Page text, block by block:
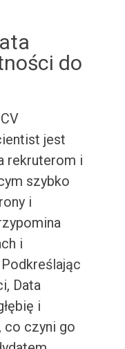
do
jest
rekruterom i
szybko
i
i
Data
i
co czyni go